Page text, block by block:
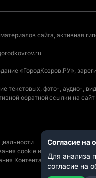
сайта, активная
«ГородКовров.РУ»,
текстовых, фото-, аудио-,
обратной ссылки на сайт
cookie и автоматического
Контента
Согласие на
Для анализа
согласие на